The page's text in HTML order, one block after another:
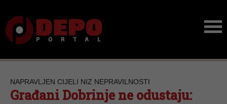
NAPRAVLJEN CIJELI NIZ NEPRAVILNOSTI
Građani Dobrinje ne odustaju: